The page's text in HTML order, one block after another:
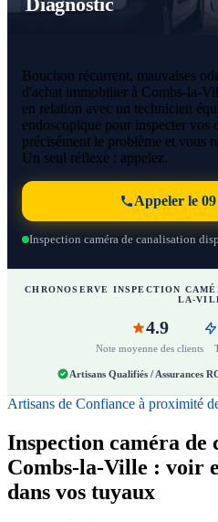
Bouchon récurrent, mauvaises
d'achat immobilier à Combs-la-
en relation avec un technicien
endoscopique pour inspecter vos
précisément le problème et vous
Un seul réflexe : appelez.
Appeler le 09
Inspection caméra de canalisation
CHRONOSERVE INSPECTION
LA-
4.9
Note moyenne des clients
Artisans Qualifiés / Assurances
Artisans de Confiance à proximité
Inspection caméra de
Combs-la-Ville : voir
dans vos tuyaux